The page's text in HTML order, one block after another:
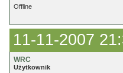
Offline
11-11-2007
WRC
Użytkownik